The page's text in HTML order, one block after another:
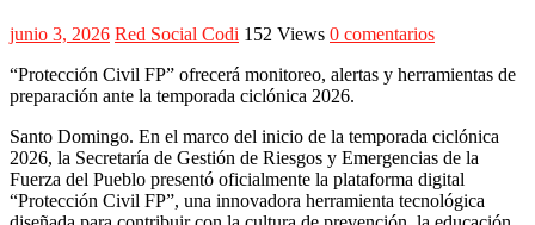
junio 3, 2026 Red Social Codi 152 Views 0 comentarios
“Protección Civil FP” ofrecerá monitoreo, alertas y herramientas de
preparación ante la temporada ciclónica 2026.
Santo Domingo. En el marco del inicio de la temporada ciclónica
2026, la Secretaría de Gestión de Riesgos y Emergencias de la
Fuerza del Pueblo presentó oficialmente la plataforma digital
“Protección Civil FP”, una innovadora herramienta tecnológica